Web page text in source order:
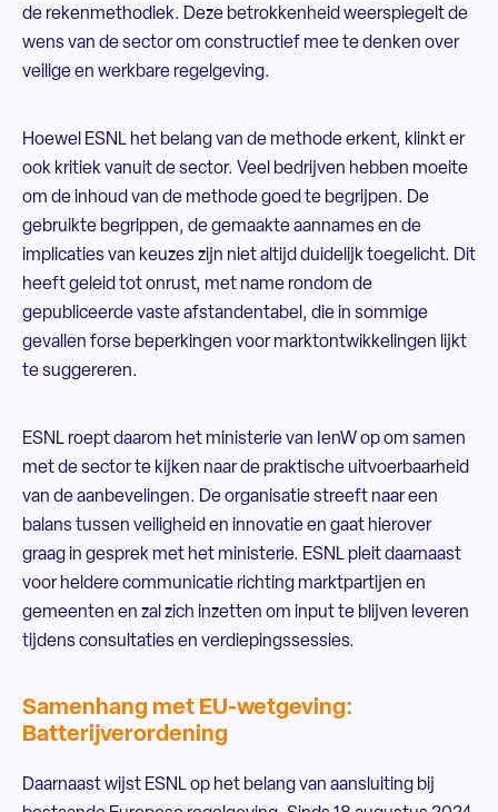
de rekenmethodiek. Deze betrokkenheid weerspiegelt de
wens van de sector om constructief mee te denken over
veilige en werkbare regelgeving.
Hoewel ESNL het belang van de methode erkent, klinkt er
ook kritiek vanuit de sector. Veel bedrijven hebben moeite
om de inhoud van de methode goed te begrijpen. De
gebruikte begrippen, de gemaakte aannames en de
implicaties van keuzes zijn niet altijd duidelijk toegelicht. Dit
heeft geleid tot onrust, met name rondom de
gepubliceerde vaste afstandentabel, die in sommige
gevallen forse beperkingen voor marktontwikkelingen lijkt
te suggereren.
ESNL roept daarom het ministerie van IenW op om samen
met de sector te kijken naar de praktische uitvoerbaarheid
van de aanbevelingen. De organisatie streeft naar een
balans tussen veiligheid en innovatie en gaat hierover
graag in gesprek met het ministerie. ESNL pleit daarnaast
voor heldere communicatie richting marktpartijen en
gemeenten en zal zich inzetten om input te blijven leveren
tijdens consultaties en verdiepingssessies.
Samenhang met EU-wetgeving:
Batterijverordening
Daarnaast wijst ESNL op het belang van aansluiting bij